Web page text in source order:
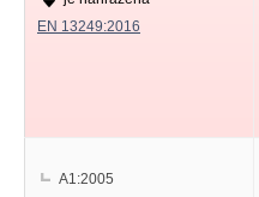
EN 13249:2016
A1:2005